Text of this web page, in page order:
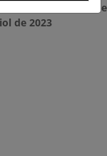
dilluns, 22 de de
de 2023